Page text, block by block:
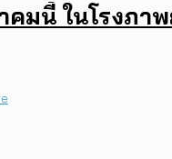
คมนี้ ในโรงภา
EP ใหม่ ‘One
องเพลงในห้อ